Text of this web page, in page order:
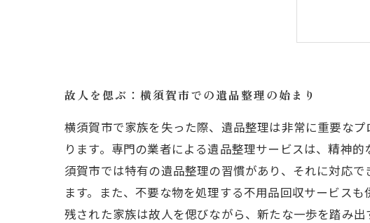
横須
最後
故人を偲ぶ：横須賀市での遺品整理の始まり
横須賀市で家族を失った際、遺品整理は非常に重要な
ります。専門の業者による遺品整理サービスは、精神
須賀市では特有の遺品整理の習慣があり、それに対応
ます。また、不要な物を処理する不用品回収サービス
残された家族は故人を偲びながら、新たな一歩を踏み